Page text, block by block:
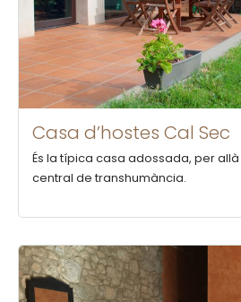
Casa d’hostes Cal Sec
És la típica casa adossada, per
central de transhumància.